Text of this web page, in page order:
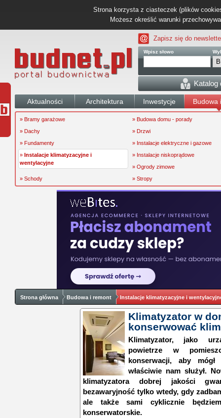
Strona korzysta z ciasteczek (plików
Możesz określić warunki
Zapisz się do
Wpisz słowo
Katalog
Aktualności Architektura Inwestycje Budowa
» Bramy garażowe
» Budowa domu - porady
» Dachy
» Drzwi
» Fundamenty
» Instalacje elektryczne i gazowe
» Instalacje klimatyzacyjne i
wentylacyjne
» Instalacje niskoprądowe
» Ogrody zimowe
» Schody
» Stropy
Strona główna Budowa i remont Instalacje klimatyzacyjne i
Klimatyzator w
konserwować
Klimatyzator, jako
powietrze w
konserwacji, aby
właściwie nam służył.
klimatyzatora dobrej jakości
bezawaryjność tylko wtedy, gdy
ale także sami cyklicznie
konserwatorskie.